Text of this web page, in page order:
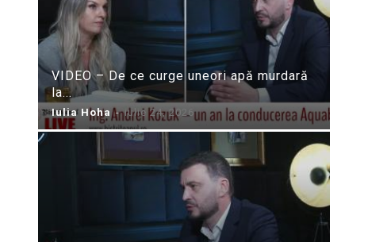
VIDEO – De ce curge uneori apă murdară
la...
Iulia Hoha - iulie 24, 2026